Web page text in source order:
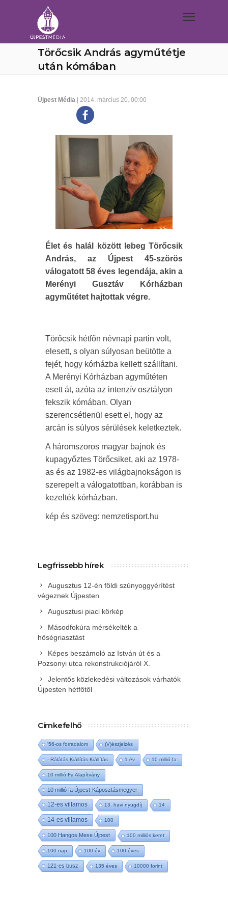
Törőcsik András agyműtétje
után kómában
Újpest Média | 2014. március 20. 00:00
Élet és halál között lebeg Törőcsik
András, az Újpest 45-szörös
válogatott 58 éves legendája, akin a
Merényi Gusztáv Kórházban
agyműtétet hajtottak végre.
Törőcsik hétfőn névnapi partin volt,
elesett, s olyan súlyosan beütötte a
fejét, hogy kórházba kellett szállítani.
A Merényi Kórházban agyműtéten
esett át, azóta az intenzív osztályon
fekszik kómában. Olyan
szerencsétlenül esett el, hogy az
arcán is súlyos sérülések keletkeztek.
A háromszoros magyar bajnok és
kupagyőztes Törőcsiket, aki az 1978-
as és az 1982-es világbajnokságon is
szerepelt a válogatottban, korábban is
kezelték kórházban.
kép és szöveg: nemzetisport.hu
Legfrissebb hírek
Augusztus 12-én földi szúnyoggyérítést
végeznek Újpesten
Augusztusi piaci körkép
Másodfokúra mérsékelték a
hőségriasztást
Képes beszámoló az István út és a
Pozsonyi utca rekonstrukciójáról X.
Jelentős közlekedési változások várhatók
Újpesten hétfőtől
Címkefelhő
'56-os forradalom (V)észjelzés
- Rálátás Kiállítás Kiállítás 1 év 10 millió fa
10 millió Fa Alapítvány
10 millió fa Újpest-Káposztásmegyer
12-es villamos 13. havi nyugdíj 14
14-es villamos 100
100 Hangos Mese Újpest 100 milliós keret
100 nap 100 év 100 éves
121-es busz 135 éves 10000 forint